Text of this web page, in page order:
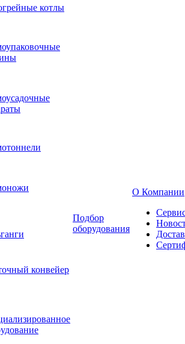
котлы
конвейер
Подбор
оборудования
О Компании